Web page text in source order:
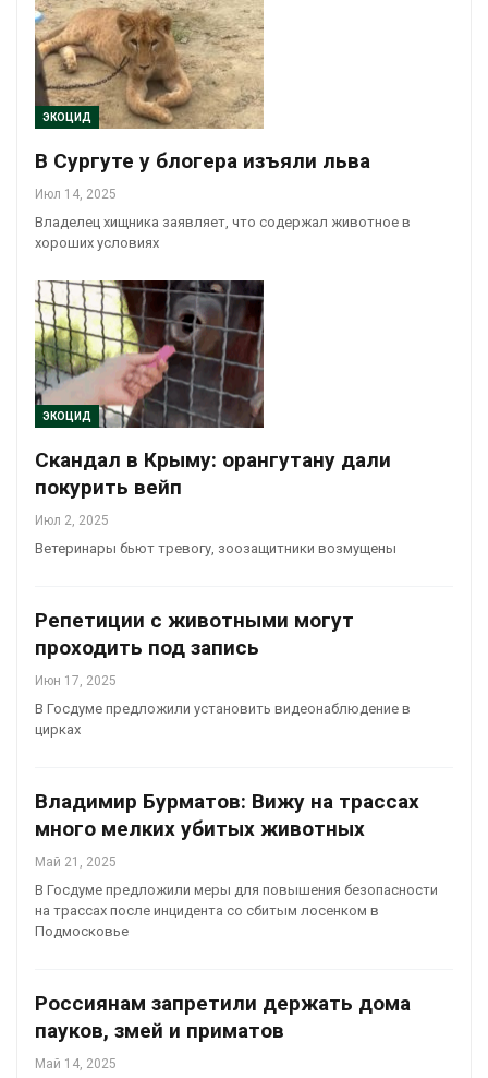
ЭКОЦИД
В Сургуте у блогера изъяли льва
Июл 14, 2025
Владелец хищника заявляет, что содержал животное в
хороших условиях
ЭКОЦИД
Скандал в Крыму: орангутану дали
покурить вейп
Июл 2, 2025
Ветеринары бьют тревогу, зоозащитники возмущены
Репетиции с животными могут
проходить под запись
Июн 17, 2025
В Госдуме предложили установить видеонаблюдение в
цирках
Владимир Бурматов: Вижу на трассах
много мелких убитых животных
Май 21, 2025
В Госдуме предложили меры для повышения безопасности
на трассах после инцидента со сбитым лосенком в
Подмосковье
Россиянам запретили держать дома
пауков, змей и приматов
Май 14, 2025